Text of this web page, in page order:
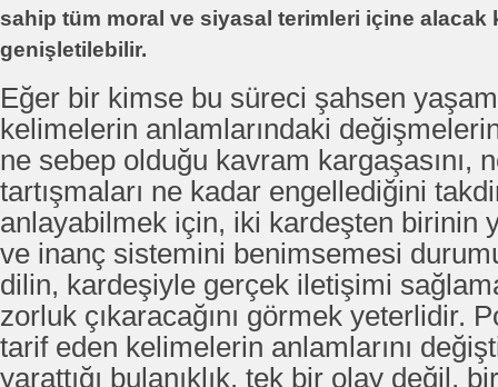
sahip tüm moral ve siyasal terimleri içine alacak
genişletilebilir.
Eğer bir kimse bu süreci şahsen
kelimelerin anlamlarındaki
ne sebep olduğu kavram kargaşasını,
tartışmaları ne kadar engellediğini
anlayabilmek için, iki kardeşten birinin
ve inanç sistemini benimsemesi
dilin, kardeşiyle gerçek iletişimi
zorluk çıkaracağını görmek yeterlidir.
tarif eden kelimelerin anlamlarını
yarattığı bulanıklık, tek bir olay değil,